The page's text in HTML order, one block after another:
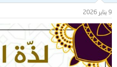
9 يناير 2026